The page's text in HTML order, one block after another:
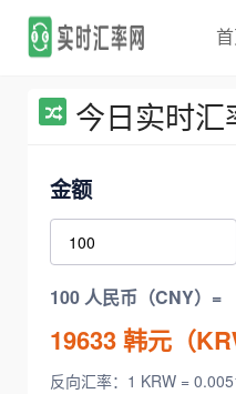
今日实时汇
金额
100 人民币（CNY）=
19633韩元（
反向汇率：1 KRW =